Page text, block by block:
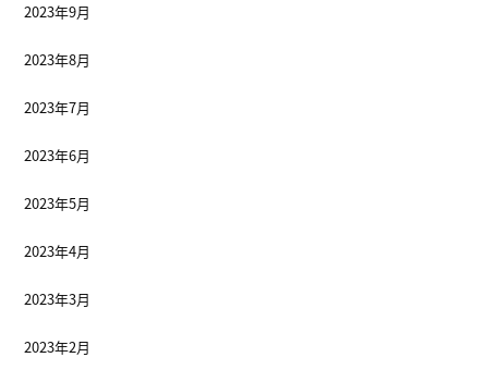
2023年9月
2023年8月
2023年7月
2023年6月
2023年5月
2023年4月
2023年3月
2023年2月